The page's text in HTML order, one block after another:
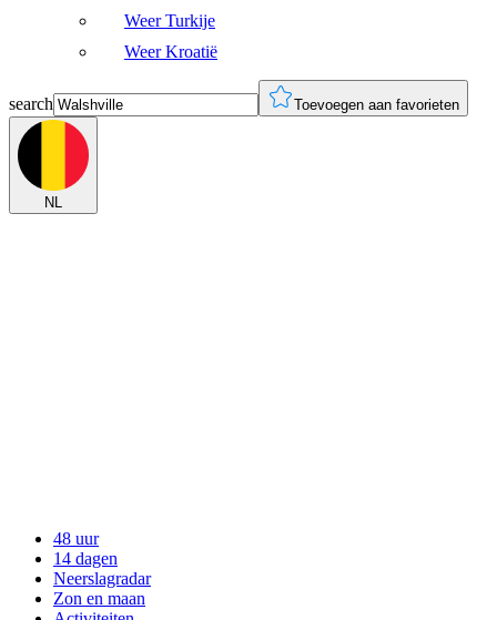
Weer Turkije
Weer Kroatië
search Toevoegen aan favorieten
NL
48 uur
14 dagen
Neerslagradar
Zon en maan